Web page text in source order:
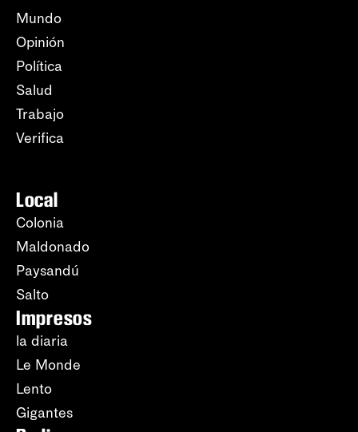
Mundo
Opinión
Política
Salud
Trabajo
Verifica
Local
Colonia
Maldonado
Paysandú
Salto
Impresos
la diaria
Le Monde
Lento
Gigantes